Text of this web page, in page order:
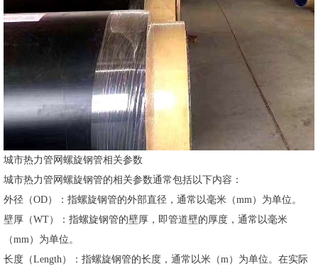
城市热力管网螺旋钢管相关参数
城市热力管网螺旋钢管的相关参数通常包括以下内容：
外径（OD）：指螺旋钢管的外部直径，通常以毫米（mm）为单位。
壁厚（WT）：指螺旋钢管的壁厚，即管道壁的厚度，通常以毫米
（mm）为单位。
长度（Length）：指螺旋钢管的长度，通常以米（m）为单位。在实际